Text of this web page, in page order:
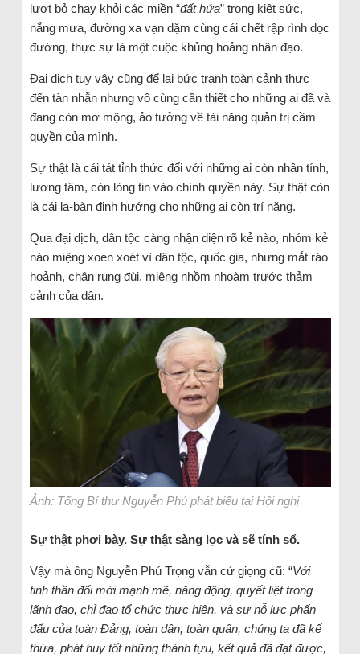
lượt bỏ chạy khỏi các miền “đất hứa” trong kiệt sức,
nắng mưa, đường xa vạn dặm cùng cái chết rập rình dọc
đường, thực sự là một cuộc khủng hoảng nhân đạo.
Đại dịch tuy vậy cũng để lại bức tranh toàn cảnh thực
đến tàn nhẫn nhưng vô cùng cần thiết cho những ai đã và
đang còn mơ mộng, ảo tưởng về tài năng quản trị cầm
quyền của mình.
Sự thật là cái tát tỉnh thức đối với những ai còn nhân tính,
lương tâm, còn lòng tin vào chính quyền này. Sự thật còn
là cái la-bàn định hướng cho những ai còn trí năng.
Qua đại dịch, dân tộc càng nhận diện rõ kẻ nào, nhóm kẻ
nào miệng xoen xoét vì dân tộc, quốc gia, nhưng mắt ráo
hoảnh, chân rung đùi, miệng nhồm nhoàm trước thảm
cảnh của dân.
Ảnh: Tổng Bí thư Nguyễn Phú phát biểu tại Hội nghị
Sự thật phơi bày. Sự thật sàng lọc và sẽ tính sổ.
Vậy mà ông Nguyễn Phú Trọng vẫn cứ giọng cũ: “Với
tinh thần đổi mới mạnh mẽ, năng động, quyết liệt trong
lãnh đạo, chỉ đạo tổ chức thực hiện, và sự nỗ lực phấn
đấu của toàn Đảng, toàn dân, toàn quân, chúng ta đã kế
thừa, phát huy tốt những thành tựu, kết quả đã đạt được,